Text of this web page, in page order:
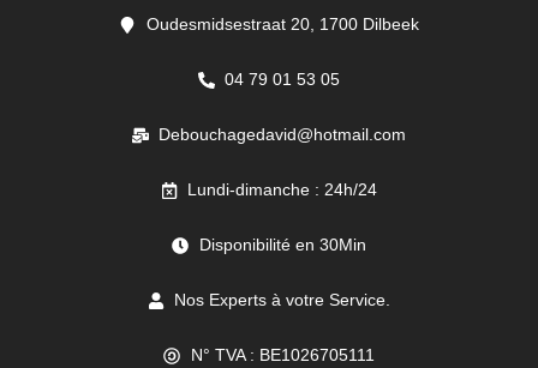
Oudesmidsestraat 20, 1700 Dilbeek
04 79 01 53 05
Debouchagedavid@hotmail.com
Lundi-dimanche : 24h/24
Disponibilité en 30Min
Nos Experts à votre Service.
N° TVA : BE1026705111